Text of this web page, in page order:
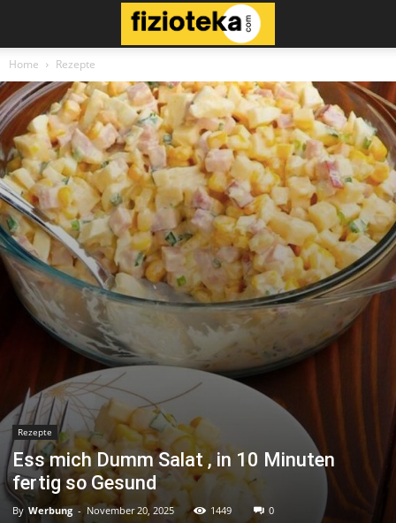
Home Rezepte
Rezepte
Ess mich Dumm Salat , in 10 Minuten
fertig so Gesund
By Werbung - November 20, 2025 1449 0